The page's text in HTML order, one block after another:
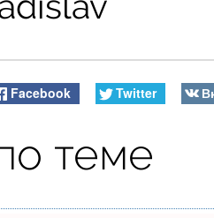
Facebook Twitter
теме